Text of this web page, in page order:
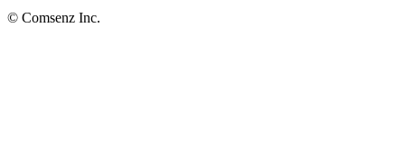
© Comsenz Inc.